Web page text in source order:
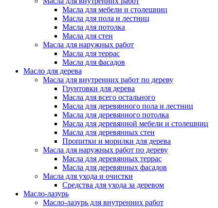
Масла для мебели и столешниц
Масла для пола и лестниц
Масла для потолка
Масла для стен
Масла для наружных работ
Масла для террас
Масла для фасадов
Масло для дерева
Масла для внутренних работ по дереву
Грунтовки для дерева
Масла для всего остального
Масла для деревянного пола и лестниц
Масла для деревянного потолка
Масла для деревянной мебели и столешниц
Масла для деревянных стен
Пропитки и морилки для дерева
Масла для наружных работ по дереву
Масла для деревянных террас
Масла для деревянных фасадов
Масла для ухода и очистки
Средства для ухода за деревом
Масло-лазурь
Масло-лазурь для внутренних работ